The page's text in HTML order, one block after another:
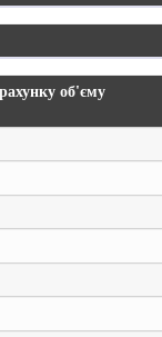
об'єму